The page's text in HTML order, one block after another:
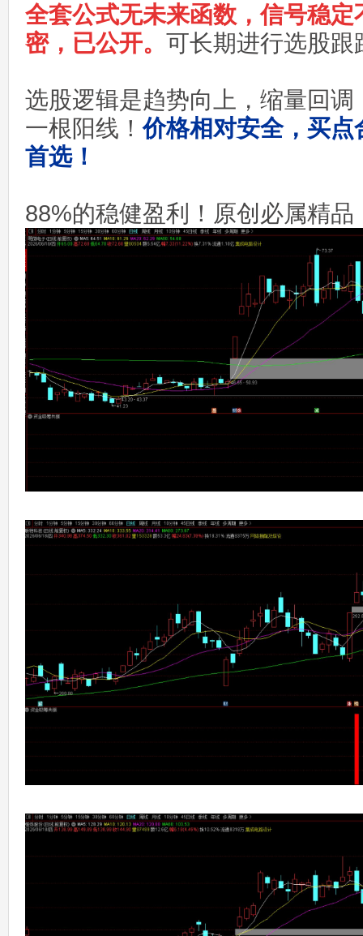
全套公式无未来函数，信号稳
密，已公开。 可长期进行选股跟
选股逻辑是趋势向上，缩量回
一根阳线！价格相对安全，买
首选！
88%的稳健盈利！原创必属精品